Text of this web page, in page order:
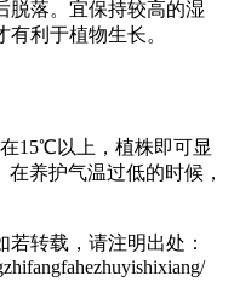
脱落。宜保持较高的湿
利于植物生长。
15℃以上，植株即可显
养护气温过低的时候，
转载，请注明出处：